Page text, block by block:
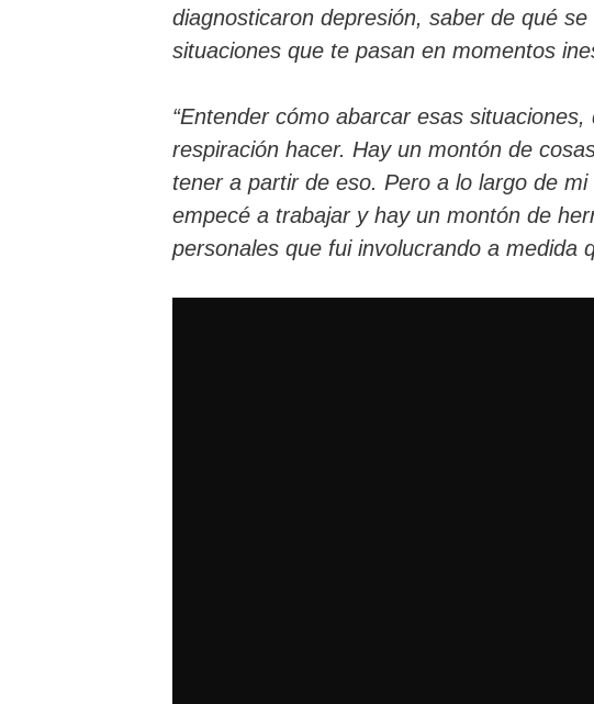
diagnosticaron depresión, saber de qué
situaciones que te pasan en momentos
“Entender cómo abarcar esas
respiración hacer. Hay un montón de
tener a partir de eso. Pero a lo largo de
empecé a trabajar y hay un montón de
personales que fui involucrando a medida